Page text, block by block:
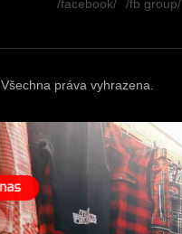
/facebook/ /fb group/
. Všechna práva vyhrazena.